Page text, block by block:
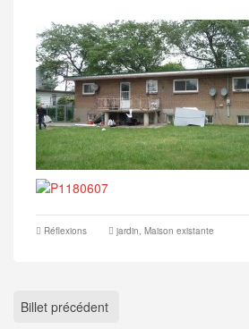
Réflexions jardin, Maison existante
Billet précédent